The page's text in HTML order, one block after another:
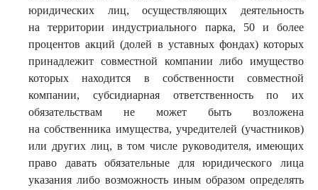
юридических лиц, осуществляющих деятельность
на территории индустриального парка, 50 и более
процентов акций (долей в уставных фондах) которых
принадлежит совместной компании либо имущество
которых находится в собственности совместной
компании, субсидиарная ответственность по их
обязательствам не может быть возложена
на собственника имущества, учредителей (участников)
или других лиц, в том числе руководителя, имеющих
право давать обязательные для юридического лица
указания либо возможность иным образом определять